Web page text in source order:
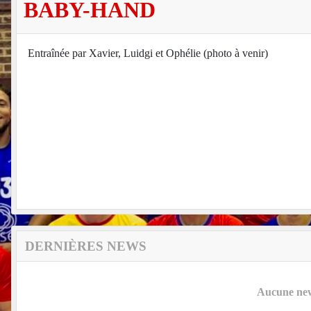
BABY-HAND
Entraînée par Xavier, Luidgi et Ophélie (photo à venir)
DERNIÈRES NEWS
Aucune